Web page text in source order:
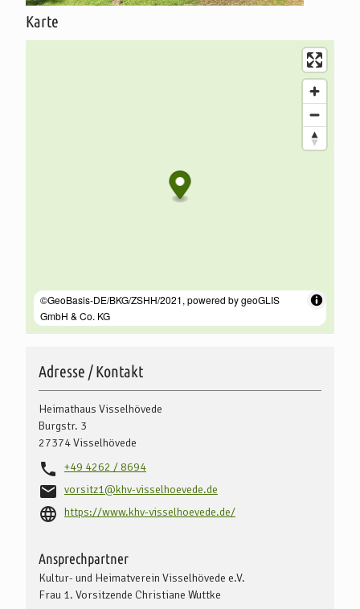
Karte
Adresse / Kontakt
Heimathaus Visselhövede
Burgstr. 3
27374Visselhövede
+49 4262 / 8694
vorsitz1@khv-visselhoevede.de
https://www.khv-visselhoevede.de/
Ansprechpartner
Kultur- und Heimatverein Visselhövede e.V.
Frau 1. Vorsitzende Christiane Wuttke